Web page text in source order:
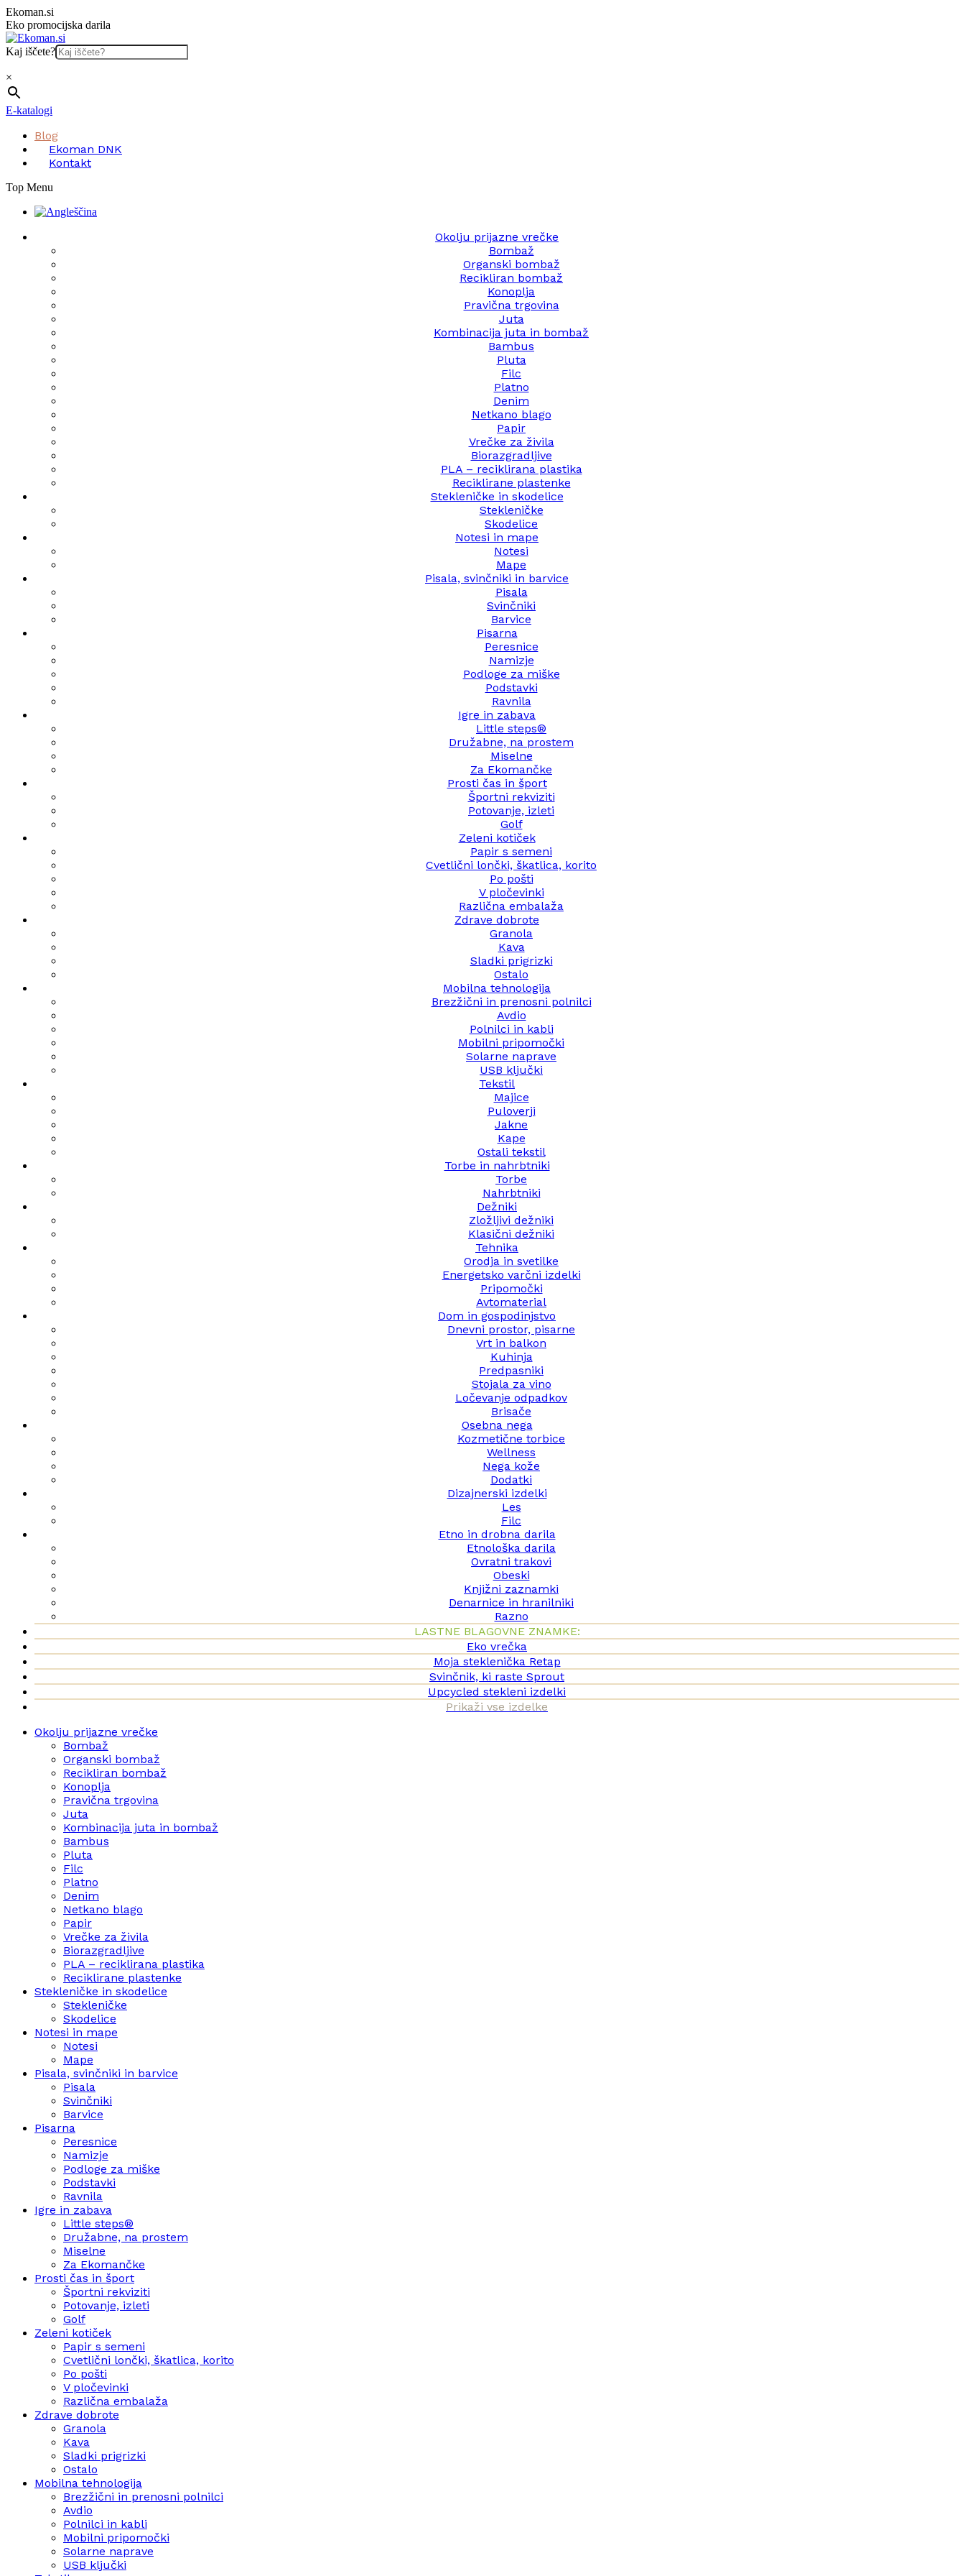
Skip
to
content
Ekoman.si
Eko promocijska darila
Kaj iščete?
×
E-katalogi
Blog
Ekoman DNK
Kontakt
Top Menu
Okolju prijazne vrečke
Bombaž
Organski bombaž
Recikliran bombaž
Konoplja
Pravična trgovina
Juta
Kombinacija juta in bombaž
Bambus
Pluta
Filc
Platno
Denim
Netkano blago
Papir
Vrečke za živila
Biorazgradljive
PLA – reciklirana plastika
Reciklirane plastenke
Stekleničke in skodelice
Stekleničke
Skodelice
Notesi in mape
Notesi
Mape
Pisala, svinčniki in barvice
Pisala
Svinčniki
Barvice
Pisarna
Peresnice
Namizje
Podloge za miške
Podstavki
Ravnila
Igre in zabava
Little steps®
Družabne, na prostem
Miselne
Za Ekomančke
Prosti čas in šport
Športni rekviziti
Potovanje, izleti
Golf
Zeleni kotiček
Papir s semeni
Cvetlični lončki, škatlica, korito
Po pošti
V pločevinki
Različna embalaža
Zdrave dobrote
Granola
Kava
Sladki prigrizki
Ostalo
Mobilna tehnologija
Brezžični in prenosni polnilci
Avdio
Polnilci in kabli
Mobilni pripomočki
Solarne naprave
USB ključki
Tekstil
Majice
Puloverji
Jakne
Kape
Ostali tekstil
Torbe in nahrbtniki
Torbe
Nahrbtniki
Dežniki
Zložljivi dežniki
Klasični dežniki
Tehnika
Orodja in svetilke
Energetsko varčni izdelki
Pripomočki
Avtomaterial
Dom in gospodinjstvo
Dnevni prostor, pisarne
Vrt in balkon
Kuhinja
Predpasniki
Stojala za vino
Ločevanje odpadkov
Brisače
Osebna nega
Kozmetične torbice
Wellness
Nega kože
Dodatki
Dizajnerski izdelki
Les
Filc
Etno in drobna darila
Etnološka darila
Ovratni trakovi
Obeski
Knjižni zaznamki
Denarnice in hranilniki
Razno
LASTNE BLAGOVNE ZNAMKE:
Eko vrečka
Moja steklenička Retap
Svinčnik, ki raste Sprout
Upcycled stekleni izdelki
Prikaži vse izdelke
Okolju prijazne vrečke
Bombaž
Organski bombaž
Recikliran bombaž
Konoplja
Pravična trgovina
Juta
Kombinacija juta in bombaž
Bambus
Pluta
Filc
Platno
Denim
Netkano blago
Papir
Vrečke za živila
Biorazgradljive
PLA – reciklirana plastika
Reciklirane plastenke
Stekleničke in skodelice
Stekleničke
Skodelice
Notesi in mape
Notesi
Mape
Pisala, svinčniki in barvice
Pisala
Svinčniki
Barvice
Pisarna
Peresnice
Namizje
Podloge za miške
Podstavki
Ravnila
Igre in zabava
Little steps®
Družabne, na prostem
Miselne
Za Ekomančke
Prosti čas in šport
Športni rekviziti
Potovanje, izleti
Golf
Zeleni kotiček
Papir s semeni
Cvetlični lončki, škatlica, korito
Po pošti
V pločevinki
Različna embalaža
Zdrave dobrote
Granola
Kava
Sladki prigrizki
Ostalo
Mobilna tehnologija
Brezžični in prenosni polnilci
Avdio
Polnilci in kabli
Mobilni pripomočki
Solarne naprave
USB ključki